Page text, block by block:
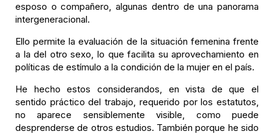
esposo o compañero, algunas dentro de una panorama
intergeneracional.
Ello permite la evaluación de la situación femenina frente
a la del otro sexo, lo que facilita su aprovechamiento en
políticas de estímulo a la condición de la mujer en el país.
He hecho estos considerandos, en vista de que el
sentido práctico del trabajo, requerido por los estatutos,
no aparece sensiblemente visible, como puede
desprenderse de otros estudios. También porque he sido